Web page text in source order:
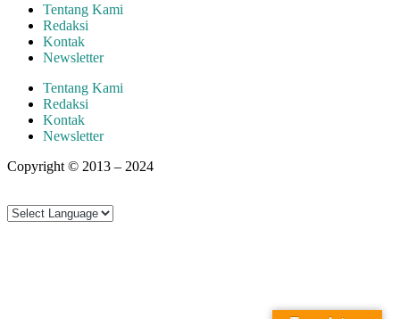
Tentang Kami
Redaksi
Kontak
Newsletter
Tentang Kami
Redaksi
Kontak
Newsletter
Copyright © 2013 – 2024